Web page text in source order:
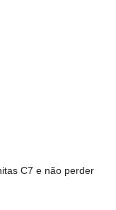
C7 e não perder